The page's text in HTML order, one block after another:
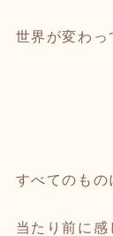
世界が変わっ
すべてのもの
当たり前に感